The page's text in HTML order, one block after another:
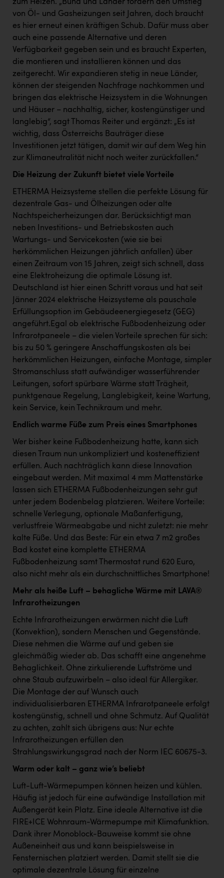
TCL
TGW Logistics
TRAILOMAT & Cycling Austria
VERITAS
Vier Diamanten
Vorlagenportal
Wir besiegen Krebs
Wirtschaftskammer OÖ
ZGONC
z.l.ö.
Österreichisches Hebammengremium
Wirtschaftskammer OÖ Energiehandel
Dopgas
kunden basics
kontakt
zum Heizen. „Bund und Länder fördern den Umstieg
von Öl- und Gasheizungen seit Jahren, doch braucht
es hier erneut einen kräftigen Schub. Dafür muss aber
auch eine passende Alternative und deren
Verfügbarkeit gegeben sein und es braucht Experten,
die montieren und installieren können und das
zeitgerecht. Wir expandieren stetig in neue Länder,
können der steigenden Nachfrage nachkommen und
bringen das elektrische Heizsystem in die Wohnungen
und Häuser – nachhaltig, sicher, kostengünstiger und
langlebig“, sagt Thomas Reiter und ergänzt: „Es ist
wichtig, dass Österreichs Bauträger diese
Investitionen jetzt tätigen, damit wir auf dem Weg hin
zur Klimaneutralität nicht noch weiter zurückfallen.“
Die Heizung der Zukunft bietet viele Vorteile
ETHERMA Heizsysteme stellen die perfekte Lösung für
dezentrale Gas- und Ölheizungen oder alte
Nachtspeicherheizungen dar. Berücksichtigt man
neben Investitions- und Betriebskosten auch
Wartungs- und Servicekosten (wie sie bei
herkömmlichen Heizungen jährlich anfallen) über
einen Zeitraum von 15 Jahren, zeigt sich schnell, dass
eine Elektroheizung die optimale Lösung ist.
Deutschland ist hier einen Schritt voraus und hat seit
Jänner 2024 elektrische Heizsysteme als pauschale
Erfüllungsoption im Gebäudeenergiegesetz (GEG)
angeführt.Egal ob elektrische Fußbodenheizung oder
Infrarotpaneele – die vielen Vorteile sprechen für sich:
bis zu 50 % geringere Anschaffungskosten als bei
herkömmlichen Heizungen, einfache Montage, simpler
Stromanschluss statt aufwändiger wasserführender
Leitungen, sofort spürbare Wärme statt Trägheit,
punktgenaue Regelung, Langlebigkeit, keine Wartung,
kein Service, kein Technikraum und mehr.
Endlich warme Füße zum Preis eines Smartphones
Wer bisher keine Fußbodenheizung hatte, kann sich
diesen Traum nun unkompliziert und kosteneffizient
erfüllen. Auch nachträglich kann diese Innovation
eingebaut werden. Mit maximal 4 mm Mattenstärke
lassen sich ETHERMA Fußbodenheizungen sehr gut
unter jedem Bodenbelag platzieren. Weitere Vorteile:
schnelle Verlegung, optionale Maßanfertigung,
verlustfreie Wärmeabgabe und nicht zuletzt: nie mehr
kalte Füße. Und das Beste: Für ein etwa 7 m2 großes
Bad kostet eine komplette ETHERMA
Fußbodenheizung samt Thermostat rund 620 Euro,
also nicht mehr als ein durchschnittliches Smartphone!
Mehr als heiße Luft – behagliche Wärme mit LAVA®
Infrarotheizungen
Echte Infrarotheizungen erwärmen nicht die Luft
(Konvektion), sondern Menschen und Gegenstände.
Diese nehmen die Wärme auf und geben sie
gleichmäßig wieder ab. Das schafft eine angenehme
Behaglichkeit. Ohne zirkulierende Luftströme und
ohne Staub aufzuwirbeln – also ideal für Allergiker.
Die Montage der auf Wunsch auch
individualisierbaren ETHERMA Infrarotpaneele erfolgt
kostengünstig, schnell und ohne Schmutz. Auf Qualität
zu achten, zahlt sich übrigens aus: Nur echte
Infrarotheizungen erfüllen den
Strahlungswirkungsgrad nach der Norm IEC 60675-3.
Warm oder kalt – ganz wie’s beliebt
Luft-Luft-Wärmepumpen können heizen und kühlen.
Häufig ist jedoch für eine aufwändige Installation mit
Außengerät kein Platz. Eine ideale Alternative ist die
FIRE+ICE Wohnraum-Wärmepumpe mit Klimafunktion.
Dank ihrer Monoblock-Bauweise kommt sie ohne
Außeneinheit aus und kann beispielsweise in
Fensternischen platziert werden. Damit stellt sie die
optimale dezentrale Lösung für einzelne